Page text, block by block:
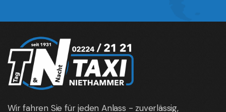
Wir fahren Sie für jeden Anlass - zuverlässig,